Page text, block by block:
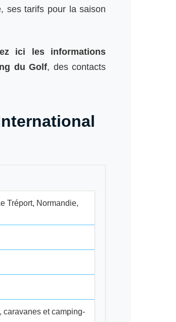
ses tarifs pour la saison
ici les informations
du Golf, des contacts
Tréport, Normandie,
caravanes et camping-